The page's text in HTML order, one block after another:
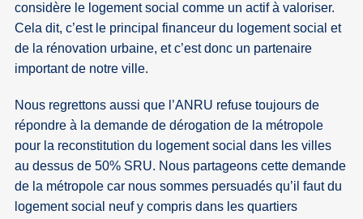
considère le logement social comme un actif à valoriser.
Cela dit, c’est le principal financeur du logement social et
de la rénovation urbaine, et c’est donc un partenaire
important de notre ville.
Nous regrettons aussi que l’ANRU refuse toujours de
répondre à la demande de dérogation de la métropole
pour la reconstitution du logement social dans les villes
au dessus de 50% SRU. Nous partageons cette demande
de la métropole car nous sommes persuadés qu’il faut du
logement social neuf y compris dans les quartiers